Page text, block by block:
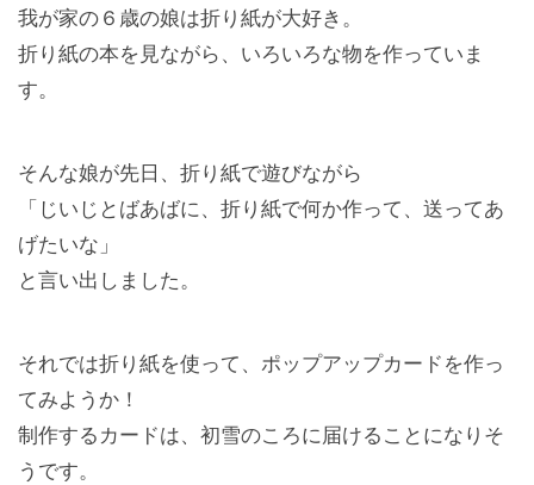
我が家の６歳の娘は折り紙が大好き。
折り紙の本を見ながら、いろいろな物を作っていま
す。
そんな娘が先日、折り紙で遊びながら
「じいじとばあばに、折り紙で何か作って、送ってあ
げたいな」
と言い出しました。
それでは折り紙を使って、ポップアップカードを作っ
てみようか！
制作するカードは、初雪のころに届けることになりそ
うです。